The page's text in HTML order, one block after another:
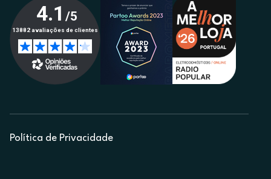
Política de Privacidade